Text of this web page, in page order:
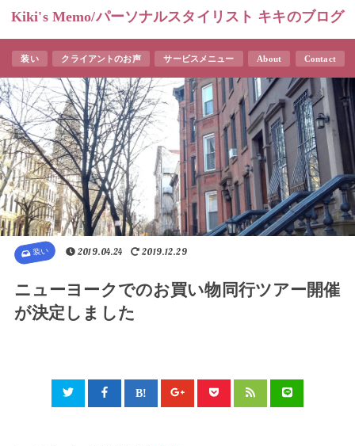
Kiki's Memo/パーソナルスタイリスト キキのブログ
装い クライアントのお声 サービスメニュー About Contact
装い 2019.04.24 2019.12.29
ニューヨークでのお買い物同行ツアー開催
が決定しました